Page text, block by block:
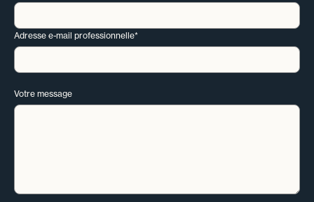
Adresse e-mail professionnelle*
Votre message